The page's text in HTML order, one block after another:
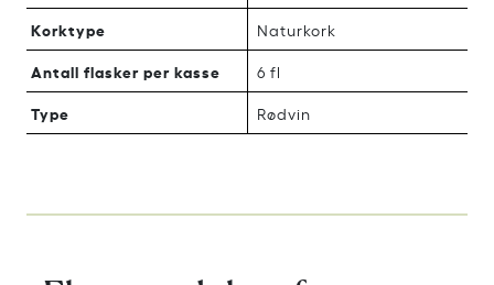
Korktype Naturkork
Antall flasker per kasse 6 fl
Type Rødvin